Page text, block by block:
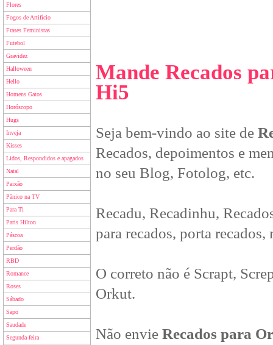
Flores
Fogos de Artifício
Frases Feministas
Futebol
Gravidez
Halloween
Hello
Homens Gatos
Horóscopo
Hugs
Inveja
Kisses
Lidos, Respondidos e apagados
Natal
Paixão
Pânico na TV
Para Ti
Paris Hilton
Páscoa
Perdão
RBD
Romance
Roses
Sábado
Sapo
Saudade
Segunda-feira
Mande Recados
Hi5
Seja bem-vindo ao site de
Recados, depoimentos e
no seu Blog, Fotolog, etc.
Recadu, Recadinhu,
para recados, porta
O correto não é Scrapt,
Orkut.
Não envie Recados para